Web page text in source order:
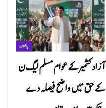
پاکستان
آزاد کشمیر کے عوام مسلم لیگ ن
کے حق میں واضح فیصلہ دے